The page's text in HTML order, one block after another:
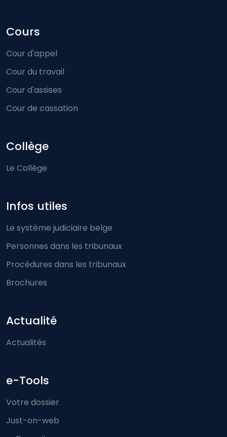
Cours
Cour d'appel
Cour du travail
Cour d'assises
Cour de cassation
Collège
Le Collège
Infos utiles
Le système judiciaire belge
Personnes dans les tribunaux
Procédures dans les tribunaux
Brochures
Actualité
Actualités
e-Tools
Votre dossier
Just-on-web